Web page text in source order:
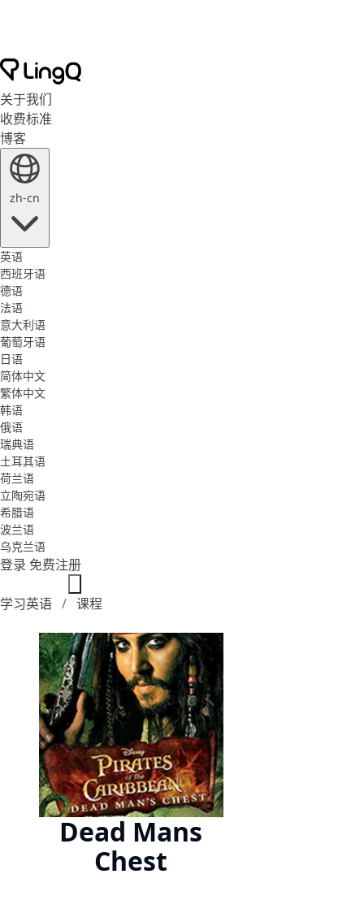
关于我们
收费标准
博客
zh-cn
英语
西班牙语
德语
法语
意大利语
葡萄牙语
日语
简体中文
繁体中文
韩语
俄语
瑞典语
土耳其语
荷兰语
立陶宛语
希腊语
波兰语
乌克兰语
登录 免费注册
学习英语 课程
Dead Mans
Chest